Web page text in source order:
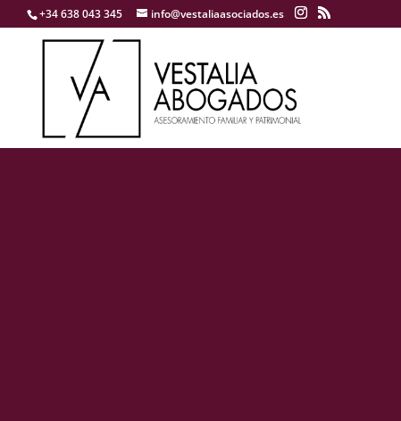
+34 638 043 345 info@vestaliaasociados.es